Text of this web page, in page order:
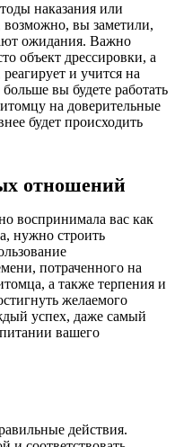
наказания или
вы заметили,
ожидания. Важно
объект дрессировки, а
и учится на
вы будете работать
на доверительные
будет происходить
отношений
воспринимала вас как
нужно строить
потраченного на
а также терпения и
желаемого
успех, даже самый
вашего
действия.